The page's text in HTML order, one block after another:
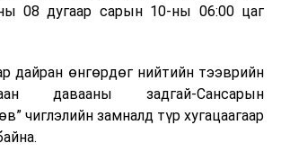
Германд лаг шатаах үйлдвэрээс
фосфор сэргээн авах технологи
Нидерландад төвлөрсөн лаг
дулаан, цахилгаан
08 дугаар сарын 10-ны 06:00 цаг
дайран өнгөрдөг нийтийн тээврийн
давааны задгай-Сансарын
чиглэлийн замналд түр хугацаагаар